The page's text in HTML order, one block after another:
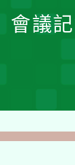
會議